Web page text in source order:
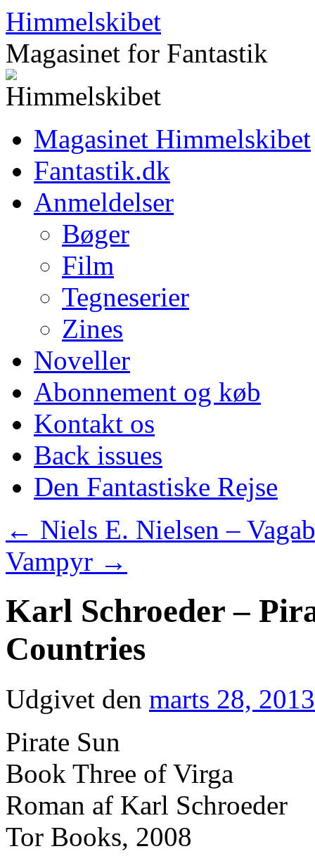
Hop
til
indhold
Himmelskibet
Magasinet for Fantastik
Magasinet Himmelskibet
Fantastik.dk
Anmeldelser
Bøger
Film
Tegneserier
Zines
Noveller
Abonnement og køb
Kontakt os
Back issues
Den Fantastiske Rejse
← Niels E. Nielsen –
Vampyr →
Karl Schroeder –
Countries
Udgivet den marts 28, 2013
Pirate Sun
Book Three of Virga
Roman af Karl Schroeder
Tor Books, 2008